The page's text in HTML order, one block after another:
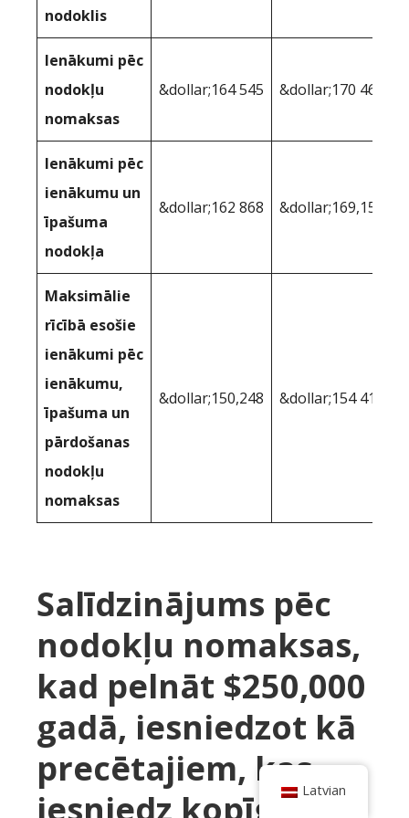
nodoklis
Ienākumi pēc
nodokļu
nomaksas
&dollar;164 545 &dollar;170 464
Ienākumi pēc
ienākumu un
īpašuma
nodokļa
&dollar;162 868 &dollar;169,159
Maksimālie
rīcībā esošie
ienākumi pēc
ienākumu,
īpašuma un
pārdošanas
nodokļu
nomaksas
&dollar;150,248 &dollar;154 412
Salīdzinājums pēc
nodokļu nomaksas,
kad pelnāt $250,000
gadā, iesniedzot kā
precētajiem, kasLatvian